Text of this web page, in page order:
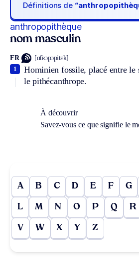
Définitions de
anthropopithèque
nom masculin
FR [ɑ̃tʀɔpɔpitɛk]
Hominien fossile, placé entre le
le pithécanthrope.
1
À découvrir
Savez-vous ce que signifie le
A B C D E F G
L M N O P Q R
V W X Y Z